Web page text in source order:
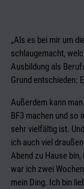
„Als es bei mir um
schlaugemacht,
Ausbildung als
Grund entschieden:
Außerdem kann
BF3 machen und so
sehr vielfältig ist.
ich auch viel
Abend zu Hause
war ich zwei
mein Ding. Ich bin